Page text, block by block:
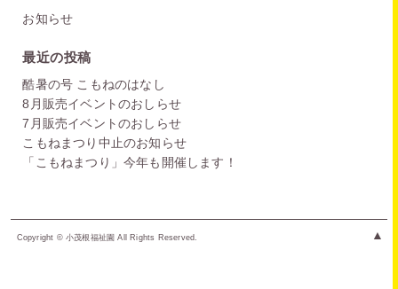
お知らせ
最近の投稿
酷暑の号 こもねのはなし
8月販売イベントのおしらせ
7月販売イベントのおしらせ
こもねまつり中止のお知らせ
「こもねまつり」今年も開催します！
Copyright © 小茂根福祉園 All Rights Reserved. ▲